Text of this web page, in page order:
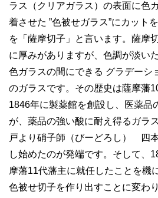
ラス（クリアガラス）の表面に色
着させた ”色被せガラス”にカット
を「薩摩切子」と言います。薩摩
に厚みがありますが、色調が淡い
色ガラスの間にできる グラデーシ
のガラスです。その歴史は薩摩
1846年に製薬館を創設し、医薬品
が、薬品の強い酸に耐え得るガラ
戸より硝子師（びーどろし） 四
し始めたのが発端です。そして
摩藩11代藩主に就任したことを機
色被せ切子を作り出すことに変わ